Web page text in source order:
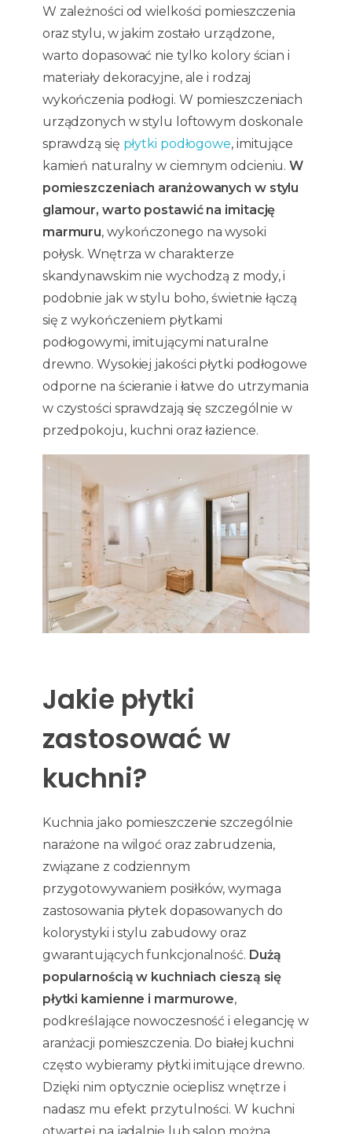
W zależności od wielkości pomieszczenia
oraz stylu, w jakim zostało urządzone,
warto dopasować nie tylko kolory ścian i
materiały dekoracyjne, ale i rodzaj
wykończenia podłogi. W pomieszczeniach
urządzonych w stylu loftowym doskonale
sprawdzą się płytki podłogowe, imitujące
kamień naturalny w ciemnym odcieniu.W
pomieszczeniach aranżowanych w stylu
glamour, warto postawić na imitację
marmuru, wykończonego na wysoki
połysk. Wnętrza w charakterze
skandynawskim nie wychodzą z mody, i
podobnie jak w stylu boho, świetnie łączą
się z wykończeniem płytkami
podłogowymi, imitującymi naturalne
drewno. Wysokiej jakości płytki podłogowe
odporne na ścieranie i łatwe do utrzymania
w czystości sprawdzają się szczególnie w
przedpokoju, kuchni oraz łazience.
Jakie płytki
zastosować w
kuchni?
Kuchnia jako pomieszczenie szczególnie
narażone na wilgoć oraz zabrudzenia,
związane z codziennym
przygotowywaniem posiłków, wymaga
zastosowania płytek dopasowanych do
kolorystyki i stylu zabudowy oraz
gwarantujących funkcjonalność. Dużą
popularnością w kuchniach cieszą się
płytki kamienne i marmurowe,
podkreślające nowoczesność i elegancję w
aranżacji pomieszczenia. Do białej kuchni
często wybieramy płytki imitujące drewno.
Dzięki nim optycznie ocieplisz wnętrze i
nadasz mu efekt przytulności. W kuchni